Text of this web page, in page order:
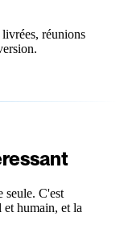
réunions
seule. C'est
humain, et la